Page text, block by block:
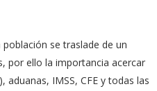
se traslade de un
por ello la importancia acercar
IMSS, CFE y todas las